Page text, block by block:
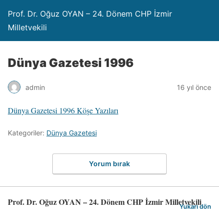
Prof. Dr. Oğuz OYAN – 24. Dönem CHP İzmir
Milletvekili
Dünya Gazetesi 1996
admin 16 yıl önce
Dünya Gazetesi 1996 Köşe Yazıları
Kategoriler: Dünya Gazetesi
Yorum bırak
Prof. Dr. Oğuz OYAN – 24. Dönem CHP İzmir Milletvekili
Yukarı dön